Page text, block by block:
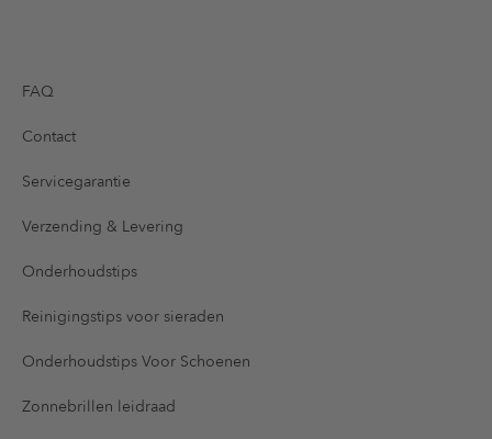
FAQ
Contact
Servicegarantie
Verzending & Levering
Onderhoudstips
Reinigingstips voor sieraden
Onderhoudstips Voor Schoenen
Zonnebrillen leidraad